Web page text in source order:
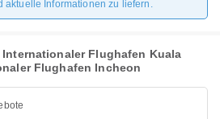
aktuelle Informationen zu liefern.
Flughafen Kuala
Flughafen Incheon